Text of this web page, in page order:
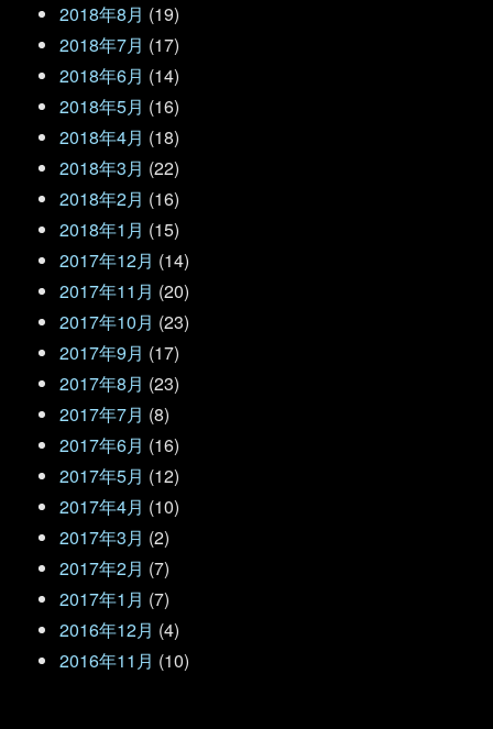
2018年8月 (19)
2018年7月 (17)
2018年6月 (14)
2018年5月 (16)
2018年4月 (18)
2018年3月 (22)
2018年2月 (16)
2018年1月 (15)
2017年12月 (14)
2017年11月 (20)
2017年10月 (23)
2017年9月 (17)
2017年8月 (23)
2017年7月 (8)
2017年6月 (16)
2017年5月 (12)
2017年4月 (10)
2017年3月 (2)
2017年2月 (7)
2017年1月 (7)
2016年12月 (4)
2016年11月 (10)